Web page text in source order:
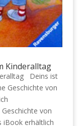
Kinderalltag
Deins ist
Geschichte von
von
iBook erhältlich